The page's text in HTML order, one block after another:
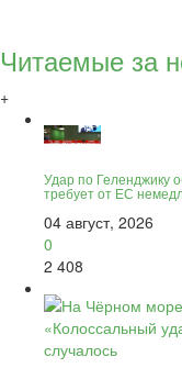
Читаемые за
+
Удар по Геленджику
требует от ЕС
04 август, 2026
0
2 408